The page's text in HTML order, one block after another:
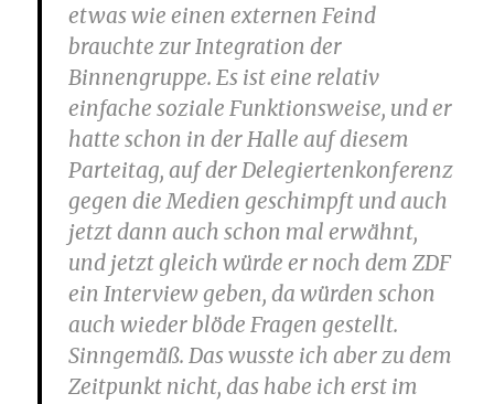
etwas wie einen externen Feind
brauchte zur Integration der
Binnengruppe. Es ist eine relativ
einfache soziale Funktionsweise, und er
hatte schon in der Halle auf diesem
Parteitag, auf der Delegiertenkonferenz
gegen die Medien geschimpft und auch
jetzt dann auch schon mal erwähnt,
und jetzt gleich würde er noch dem ZDF
ein Interview geben, da würden schon
auch wieder blöde Fragen gestellt.
Sinngemäß. Das wusste ich aber zu dem
Zeitpunkt nicht, das habe ich erst im